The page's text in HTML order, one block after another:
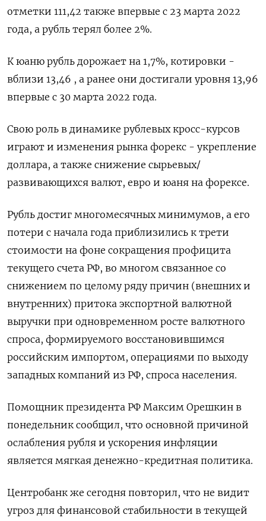
отметки 111,42 также впервые с 23 марта 2022
года, а рубль терял более 2%.
К юаню рубль дорожает на 1,7%, котировки -
вблизи 13,46 , а ранее они достигали уровня 13,96
впервые с 30 марта 2022 года.
Свою роль в динамике рублевых кросс-курсов
играют и изменения рынка форекс - укрепление
доллара, а также снижение сырьевых/
развивающихся валют, евро и юаня на форексе.
Рубль достиг многомесячных минимумов, а его
потери с начала года приблизились к трети
стоимости на фоне сокращения профицита
текущего счета РФ, во многом связанное со
снижением по целому ряду причин (внешних и
внутренних) притока экспортной валютной
выручки при одновременном росте валютного
спроса, формируемого восстановившимся
российским импортом, операциями по выходу
западных компаний из РФ, спроса населения.
Помощник президента РФ Максим Орешкин в
понедельник сообщил, что основной причиной
ослабления рубля и ускорения инфляции
является мягкая денежно-кредитная политика.
Центробанк же сегодня повторил, что не видит
угроз для финансовой стабильности в текущей